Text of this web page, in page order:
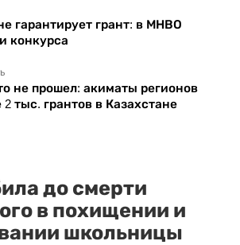
гарантирует грант: в МНВО
конкурса
не прошел: акиматы регионов
тыс. грантов в Казахстане
до смерти
в похищении и
школьницы